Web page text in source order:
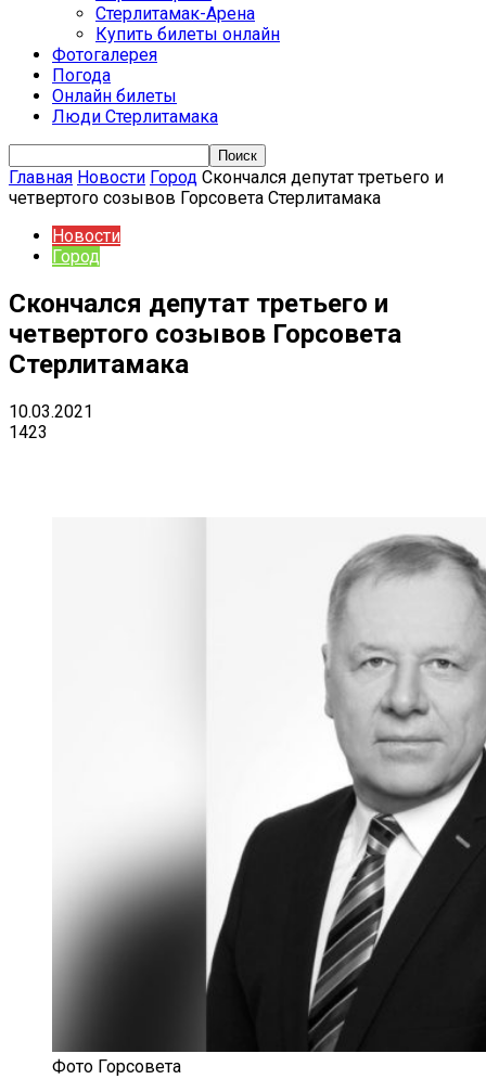
Стерлитамак-Арена
Купить билеты онлайн
Фотогалерея
Погода
Онлайн билеты
Люди Стерлитамака
Главная Новости Город Скончался депутат третьего и
четвертого созывов Горсовета Стерлитамака
Новости
Город
Скончался депутат третьего и
четвертого созывов Горсовета
Стерлитамака
10.03.2021
1423
Фото Горсовета